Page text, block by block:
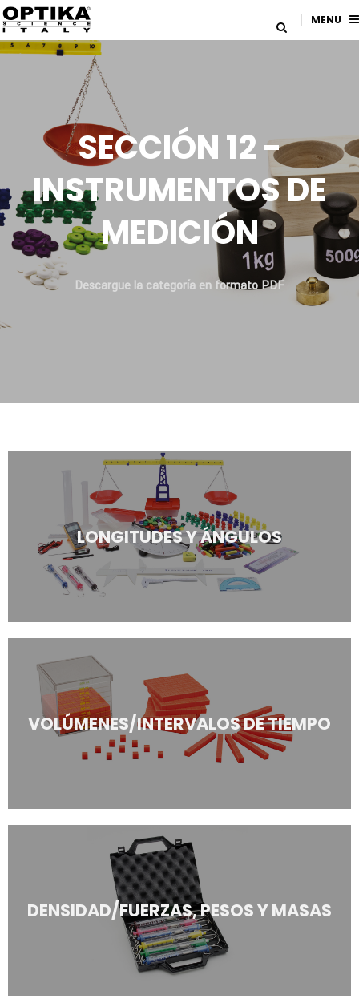
MENU
SECCIÓN 12 -
INSTRUMENTOS DE
MEDICIÓN
Descargue la categoría en formato PDF
LONGITUDES Y ÁNGULOS
VOLÚMENES/INTERVALOS DE TIEMPO
DENSIDAD/FUERZAS, PESOS Y MASAS